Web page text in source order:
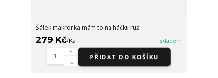
Šálek makronka mám to na háčku ruž
279 Kč/Ks skladem
PŘIDAT DO KOŠÍKU